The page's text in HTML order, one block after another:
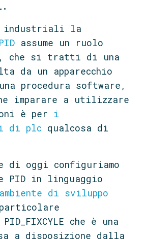
industriali la
assume un ruolo
che si tratti di una
da un apparecchio
procedura software,
imparare a utilizzare
è per i
di plc qualcosa di
di oggi configuriamo
PID in linguaggio
ambiente di sviluppo
che è una
a disposizione dalla